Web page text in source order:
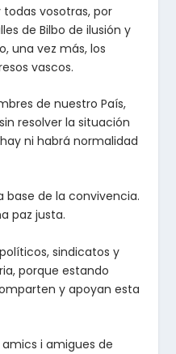
vosotras, por
de Bilbo de ilusión y
una vez más, los
vascos.
de nuestro País,
resolver la situación
ni habrá normalidad
base de la convivencia.
paz justa.
sindicatos y
porque estando
y apoyan esta
i amigues de